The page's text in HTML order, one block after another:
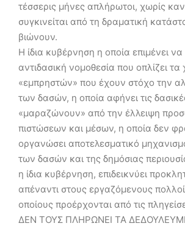
τέσσερις μήνες απλήρωτοι, χωρίς
συγκινείται από τη δραματική
βιώνουν.
Η ίδια κυβέρνηση η οποία επιμένει
αντιδασική νομοθεσία που οπλίζει τα
«εμπρηστών» που έχουν στόχο την
των δασών, η οποία αφήνει τις
«μαραζώνουν» από την έλλειψη
πιστώσεων και μέσων, η οποία δεν
οργανώσει αποτελεσματικό
των δασών και της δημόσιας
η ίδια κυβέρνηση, επιδεικνύει
απέναντι στους εργαζόμενους
οποίους προέρχονται από τις
ΔΕΝ ΤΟΥΣ ΠΛΗΡΩΝΕΙ ΤΑ